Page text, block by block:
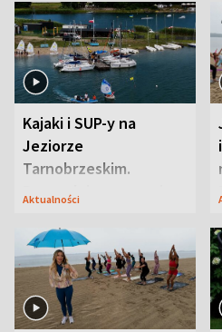
Kajaki i SUP-y na
Jeziorze
Tarnobrzeskim.
Przyrodnicy zwracają
Aktualności